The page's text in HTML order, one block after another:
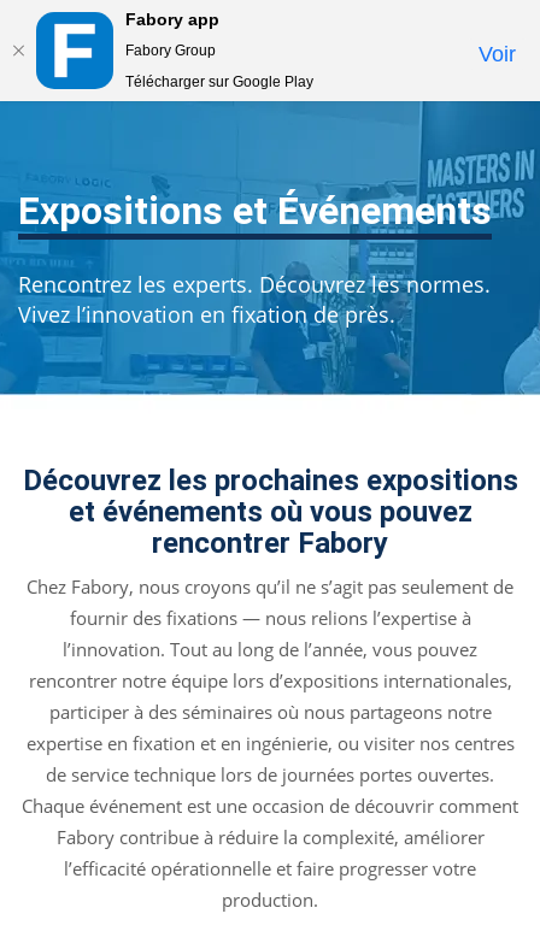
Fabory app
Fabory Group
Télécharger sur Google Play
Voir
Expositions et Événements
Rencontrez les experts. Découvrez les normes.
Vivez l’innovation en fixation de près.
Découvrez les prochaines expositions
et événements où vous pouvez
rencontrer Fabory
Chez Fabory, nous croyons qu’il ne s’agit pas seulement de
fournir des fixations — nous relions l’expertise à
l’innovation. Tout au long de l’année, vous pouvez
rencontrer notre équipe lors d’expositions internationales,
participer à des séminaires où nous partageons notre
expertise en fixation et en ingénierie, ou visiter nos centres
de service technique lors de journées portes ouvertes.
Chaque événement est une occasion de découvrir comment
Fabory contribue à réduire la complexité, améliorer
l’efficacité opérationnelle et faire progresser votre
production.